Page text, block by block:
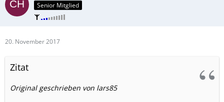
Senior Mitglied
20. November 2017
Zitat
Original geschrieben von lars85